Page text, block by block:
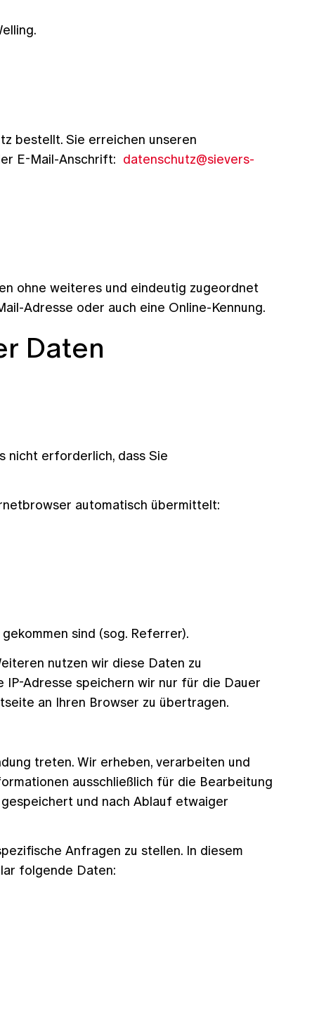
bestellt. Sie erreichen unseren
E-Mail-Anschrift: datenschutz@sievers-
ohne weiteres und eindeutig zugeordnet
Adresse oder auch eine Online-Kennung.
Daten
nicht erforderlich, dass Sie
automatisch übermittelt:
sind (sog. Referrer).
nutzen wir diese Daten zu
Adresse speichern wir nur für die Dauer
an Ihren Browser zu übertragen.
treten. Wir erheben, verarbeiten und
ausschließlich für die Bearbeitung
und nach Ablauf etwaiger
Anfragen zu stellen. In diesem
folgende Daten: